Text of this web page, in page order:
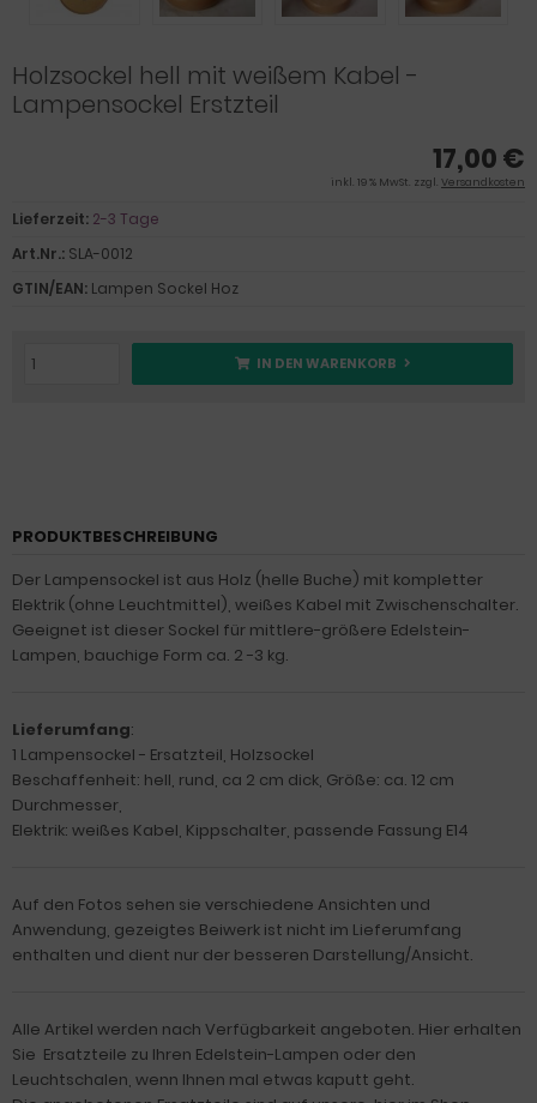
Holzsockel hell mit weißem Kabel -
Lampensockel Erstzteil
17,00 €
inkl. 19 % MwSt. zzgl. Versandkosten
Lieferzeit: 2-3 Tage
Art.Nr.: SLA-0012
GTIN/EAN: Lampen Sockel Hoz
IN DEN WARENKORB
PRODUKTBESCHREIBUNG
Der Lampensockel ist aus Holz (helle Buche) mit kompletter
Elektrik (ohne Leuchtmittel), weißes Kabel mit Zwischenschalter.
Geeignet ist dieser Sockel für mittlere-größere Edelstein-
Lampen, bauchige Form ca. 2 -3 kg.
Lieferumfang:
1 Lampensockel - Ersatzteil, Holzsockel
Beschaffenheit: hell, rund, ca 2 cm dick, Größe: ca. 12 cm
Durchmesser,
Elektrik: weißes Kabel, Kippschalter, passende Fassung E14
Auf den Fotos sehen sie verschiedene Ansichten und
Anwendung, gezeigtes Beiwerk ist nicht im Lieferumfang
enthalten und dient nur der besseren Darstellung/Ansicht.
Alle Artikel werden nach Verfügbarkeit angeboten. Hier erhalten
Sie Ersatzteile zu Ihren Edelstein-Lampen oder den
Leuchtschalen, wenn Ihnen mal etwas kaputt geht.